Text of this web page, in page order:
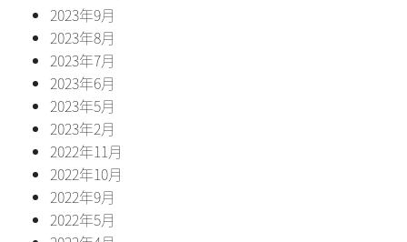
2023年9月
2023年8月
2023年7月
2023年6月
2023年5月
2023年2月
2022年11月
2022年10月
2022年9月
2022年5月